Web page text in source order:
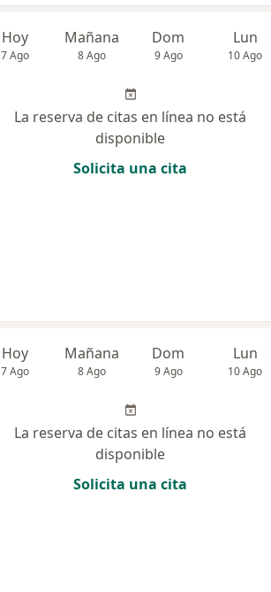
Hoy
7 Ago
Mañana
8 Ago
Dom
9 Ago
Lun
10 Ago
La reserva de citas en línea no está
disponible
Solicita una cita
Hoy
7 Ago
Mañana
8 Ago
Dom
9 Ago
Lun
10 Ago
La reserva de citas en línea no está
disponible
Solicita una cita